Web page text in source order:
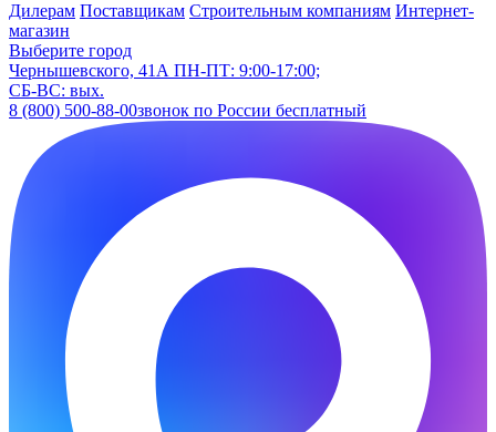
Дилерам Поставщикам Строительным компаниям Интернет-
магазин
Выберите город
Чернышевского, 41А ПН-ПТ: 9:00-17:00;
СБ-ВС: вых.
8 (800) 500-88-00звонок по России бесплатный